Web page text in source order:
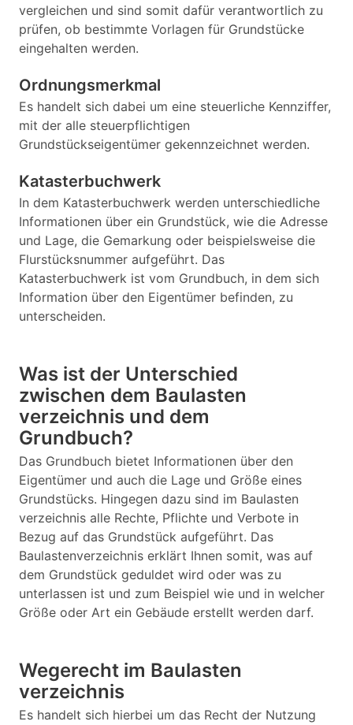
vergleichen und sind somit dafür verantwortlich zu
prüfen, ob bestimmte Vorlagen für Grundstücke
eingehalten werden.
Ordnungsmerkmal
Es handelt sich dabei um eine steuerliche Kennziffer,
mit der alle steuerpflichtigen
Grundstückseigentümer gekennzeichnet werden.
Katasterbuchwerk
In dem Katasterbuchwerk werden unterschiedliche
Informationen über ein Grundstück, wie die Adresse
und Lage, die Gemarkung oder beispielsweise die
Flurstücksnummer aufgeführt. Das
Katasterbuchwerk ist vom Grundbuch, in dem sich
Information über den Eigentümer befinden, zu
unterscheiden.
Was ist der Unterschied
zwischen dem Baulasten
verzeichnis und dem
Grundbuch?
Das Grundbuch bietet Informationen über den
Eigentümer und auch die Lage und Größe eines
Grundstücks. Hingegen dazu sind im Baulasten
verzeichnis alle Rechte, Pflichte und Verbote in
Bezug auf das Grundstück aufgeführt. Das
Baulastenverzeichnis erklärt Ihnen somit, was auf
dem Grundstück geduldet wird oder was zu
unterlassen ist und zum Beispiel wie und in welcher
Größe oder Art ein Gebäude erstellt werden darf.
Wegerecht im Baulasten
verzeichnis
Es handelt sich hierbei um das Recht der Nutzung